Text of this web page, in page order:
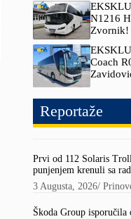
N1216
Zvornik!
Coach
Reportaže
Prvi od 112 Solaris
punjenjem krenuli sa
3 Augusta, 2026/
Škoda Group isporučila